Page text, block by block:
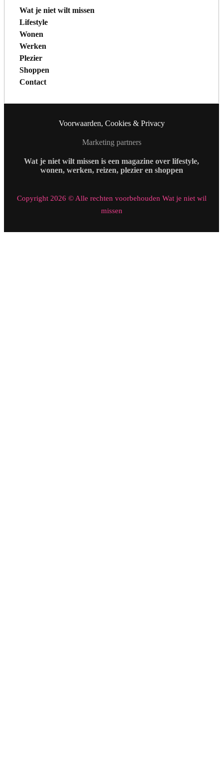
Wat je niet wilt missen
Lifestyle
Wonen
Werken
Plezier
Shoppen
Contact
Voorwaarden, Cookies & Privacy
Marketing partners
Wat je niet wilt missen is een magazine over lifestyle,
wonen, werken, reizen, plezier en shoppen
Copyright 2026 © Alle rechten voorbehouden Wat je niet wil
missen